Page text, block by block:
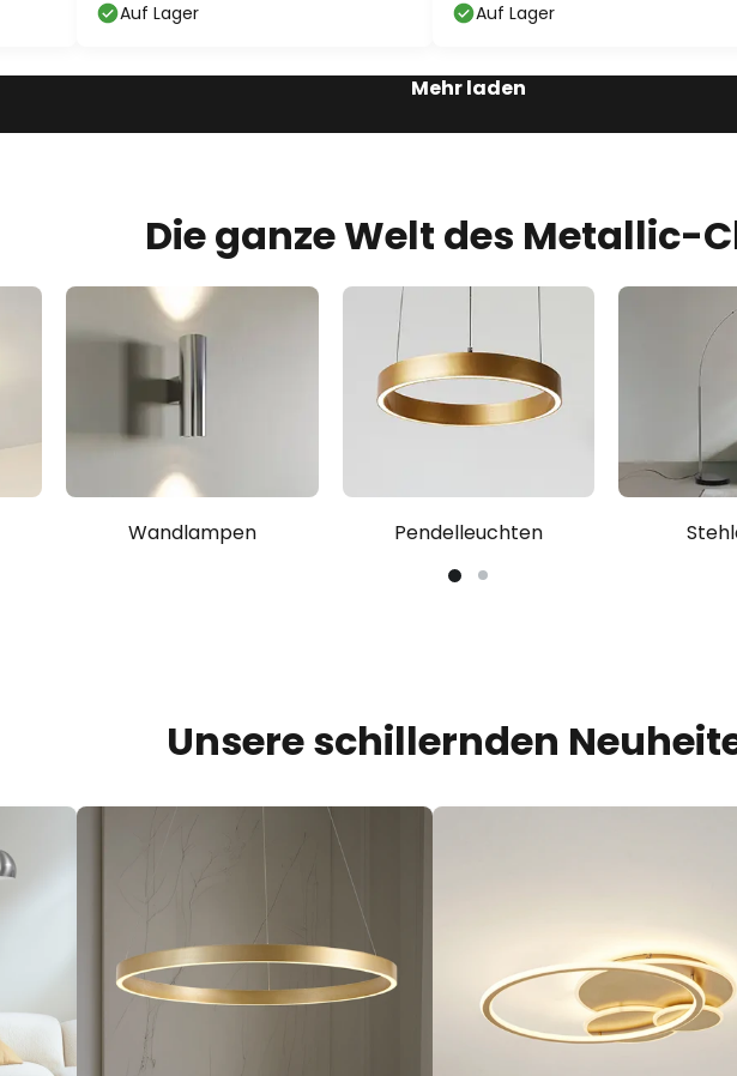
Auf Lager Auf Lager
Mehr laden
Die ganze Welt des Metallic-
Wandlampen Pendelleuchten
Unsere schillernden